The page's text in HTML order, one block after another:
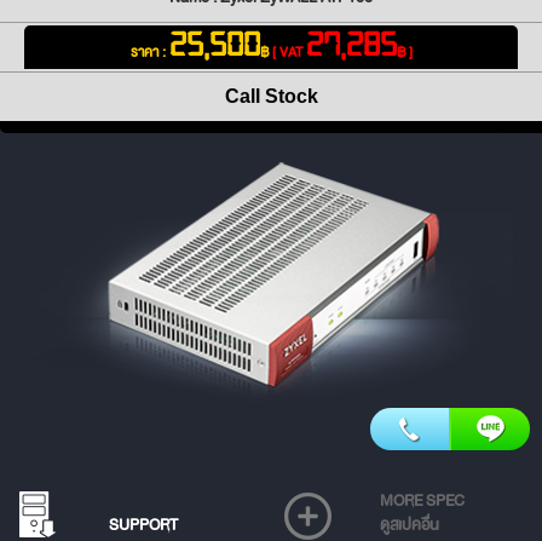
ราคา : 25,500฿[ VAT27,285฿ ]
Call Stock
SUPPORT
MORE SPEC
ดูสเปคอื่น